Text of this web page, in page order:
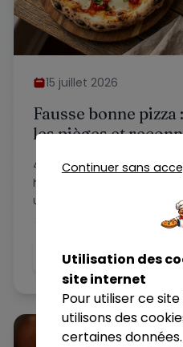
15 juillet 2026
Fausse bonne
les pièges et
43 % des pizzas surgelées
huiles tropicales. Voici les
une fausse bonne pizza et
Lire la suite
Continuer sans
Utilisation des
site internet
Pour utiliser ce
utilisons des
certaines